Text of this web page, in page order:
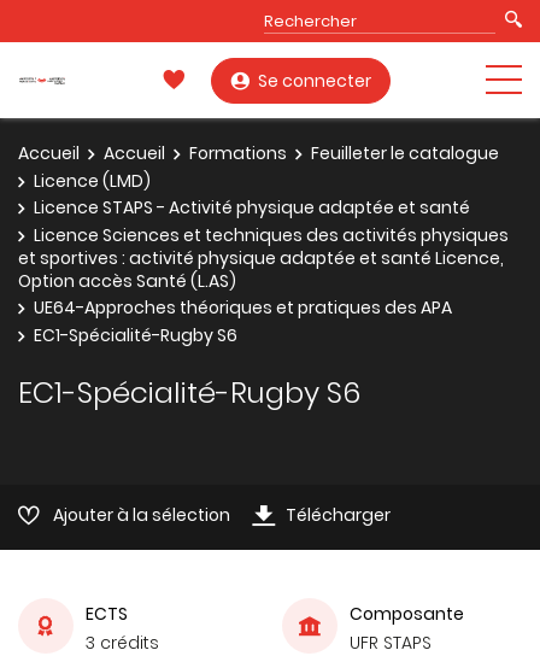
Se connecter
Accueil Accueil Formations
Feuilleter le catalogue
Licence (LMD)
Licence STAPS - Activité physique adaptée et santé
Licence Sciences et techniques des activités physiques
et sportives : activité physique adaptée et santé Licence,
Option accès Santé (L.AS)
UE64-Approches théoriques et pratiques des APA
EC1-Spécialité-Rugby S6
EC1-Spécialité-Rugby S6
Ajouter à la sélection Télécharger
ECTS
3 crédits
Composante
UFR STAPS